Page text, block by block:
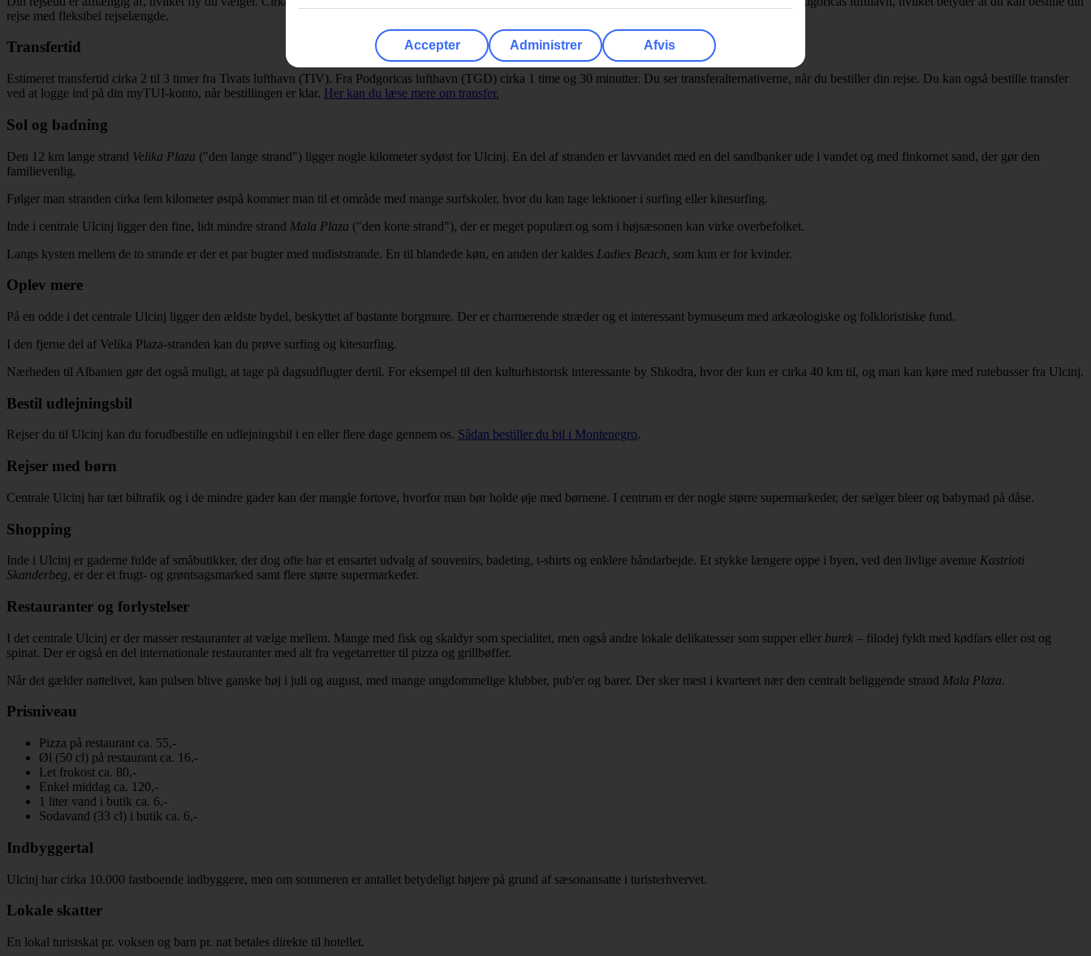
rejse med fleksibel rejselængde.
Transfertid
Estimeret transfertid cirka 2 til 3 timer fra Tivats lufthavn (TIV). Fra Podgoricas lufthavn (TGD) cirka 1 time og 30 minutter. Du ser transferalternativerne, når du bestiller din rejse. Du kan også bestille transfer
ved at logge ind på din myTUI-konto, når bestillingen er klar. Her kan du læse mere om transfer.
Sol og badning
Den 12 km lange strand Velika Plaza ("den lange strand") ligger nogle kilometer sydøst for Ulcinj. En del af stranden er lavvandet med en del sandbanker ude i vandet og med finkornet sand, der gør den
familievenlig.
Følger man stranden cirka fem kilometer østpå kommer man til et område med mange surfskoler, hvor du kan tage lektioner i surfing eller kitesurfing.
Inde i centrale Ulcinj ligger den fine, lidt mindre strand Mala Plaza ("den korte strand"), der er meget populært og som i højsæsonen kan virke overbefolket.
Langs kysten mellem de to strande er der et par bugter med nudiststrande. En til blandede køn, en anden der kaldes Ladies Beach, som kun er for kvinder.
Oplev mere
På en odde i det centrale Ulcinj ligger den ældste bydel, beskyttet af bastante borgmure. Der er charmerende stræder og et interessant bymuseum med arkæologiske og folkloristiske fund.
I den fjerne del af Velika Plaza-stranden kan du prøve surfing og kitesurfing.
Nærheden til Albanien gør det også muligt, at tage på dagsudflugter dertil. For eksempel til den kulturhistorisk interessante by Shkodra, hvor der kun er cirka 40 km til, og man kan køre med rutebusser fra Ulcinj.
Bestil udlejningsbil
Rejser du til Ulcinj kan du forudbestille en udlejningsbil i en eller flere dage gennem os. Sådan bestiller du bil i Montenegro.
Rejser med børn
Centrale Ulcinj har tæt biltrafik og i de mindre gader kan der mangle fortove, hvorfor man bør holde øje med børnene. I centrum er der nogle større supermarkeder, der sælger bleer og babymad på dåse.
Shopping
Inde i Ulcinj er gaderne fulde af småbutikker, der dog ofte har et ensartet udvalg af souvenirs, badeting, t-shirts og enklere håndarbejde. Et stykke længere oppe i byen, ved den livlige avenue Kastrioti
Skanderbeg, er der et frugt- og grøntsagsmarked samt flere større supermarkeder.
Restauranter og forlystelser
I det centrale Ulcinj er der masser restauranter at vælge mellem. Mange med fisk og skaldyr som specialitet, men også andre lokale delikatesser som supper eller burek – filodej fyldt med kødfars eller ost og
spinat. Der er også en del internationale restauranter med alt fra vegetarretter til pizza og grillbøffer.
Når det gælder nattelivet, kan pulsen blive ganske høj i juli og august, med mange ungdommelige klubber, pub'er og barer. Der sker mest i kvarteret nær den centralt beliggende strand Mala Plaza.
Prisniveau
Pizza på restaurant ca. 55,-
Øl (50 cl) på restaurant ca. 16,-
Let frokost ca. 80,-
Enkel middag ca. 120,-
1 liter vand i butik ca. 6,-
Sodavand (33 cl) i butik ca. 6,-
Indbyggertal
Ulcinj har cirka 10.000 fastboende indbyggere, men om sommeren er antallet betydeligt højere på grund af sæsonansatte i turisterhvervet.
Lokale skatter
En lokal turistskat pr. voksen og barn pr. nat betales direkte til hotellet.
Accepter Administrer Afvis